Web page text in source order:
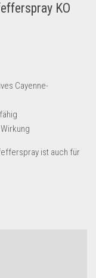
KO
Cayenne-
ist auch für